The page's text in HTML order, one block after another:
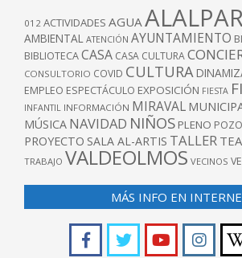
012 ACTIVIDADES AGUA
AMBIENTAL ATENCIÓN AYUNTAMIENTO
BIBLIOTECACASA CASA CULTURA
CONSULTORIO COVID CULTURA
EMPLEO ESPECTÁCULO EXPOSICIÓN FIESTA
INFANTIL INFORMACIÓN MIRAVAL
MÚSICA NAVIDAD NIÑOS PLENO POZO
PROYECTO SALA AL-ARTIS TALLER
TRABAJO VALDEOLMOS VECINOS
MÁS INFO EN